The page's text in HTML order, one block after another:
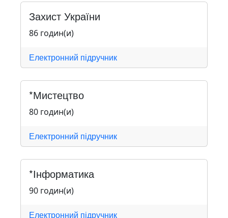
Захист України
86 годин(и)
Електронний підручник
*Мистецтво
80 годин(и)
Електронний підручник
*Інформатика
90 годин(и)
Електронний підручник